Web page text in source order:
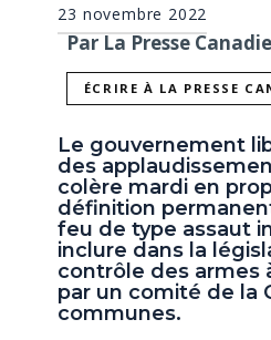
23 novembre 2022
Par La Presse
ÉCRIRE À LA PRESSE
Le gouvernement
des
colère mardi en
définition
feu de type assaut
inclure dans la
contrôle des armes
par un comité de la
communes.